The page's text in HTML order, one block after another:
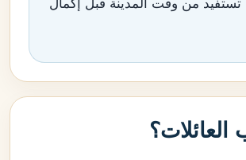
تستفيد من وقت المدينة قبل إكمال